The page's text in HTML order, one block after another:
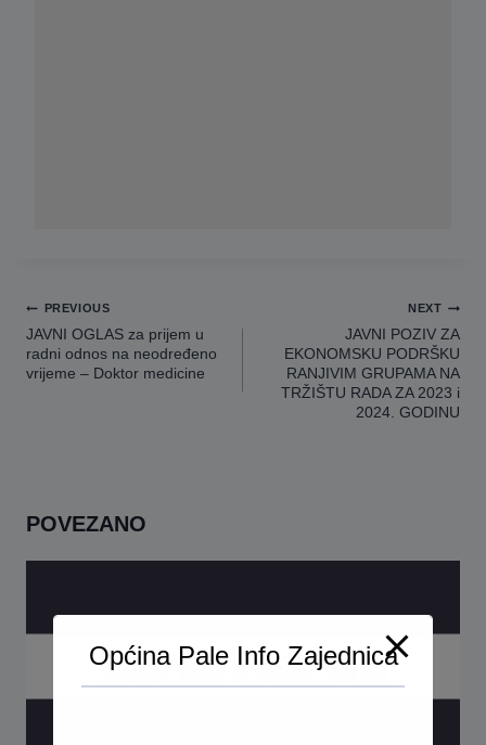
Navigacija
članaka
PREVIOUS
JAVNI OGLAS za prijem u
radni odnos na neodređeno
vrijeme – Doktor medicine
NEXT
JAVNI POZIV ZA
EKONOMSKU PODRŠKU
RANJIVIM GRUPAMA NA
TRŽIŠTU RADA ZA 2023 i
2024. GODINU
POVEZANO
Općina Pale Info Zajednica